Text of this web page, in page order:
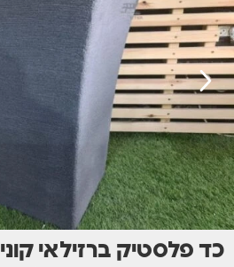
כד פלסטיק ברזילאי קוני 70 ס"מ